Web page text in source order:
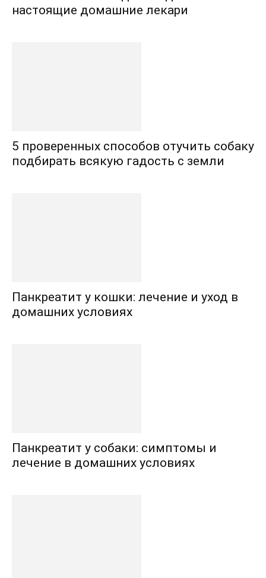
настоящие домашние лекари
5 проверенных способов отучить собаку
подбирать всякую гадость с земли
Панкреатит у кошки: лечение и уход в
домашних условиях
Панкреатит у собаки: симптомы и
лечение в домашних условиях